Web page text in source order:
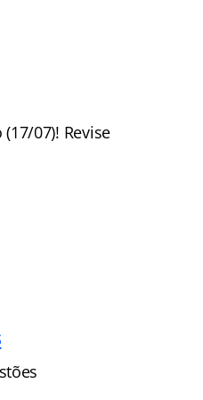
07)! Revise